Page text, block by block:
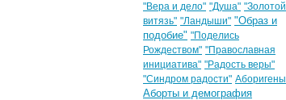
"Вера и дело" "Душа" "Золотой
витязь" "Ландыши" "Образ и
подобие" "Поделись
Рождеством" "Православная
инициатива" "Радость веры"
"Синдром радости" Аборигены
Аборты и демография